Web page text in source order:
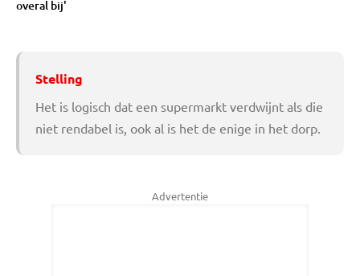
overal bij'
Stelling
Het is logisch dat een supermarkt verdwijnt als die
niet rendabel is, ook al is het de enige in het dorp.
Advertentie